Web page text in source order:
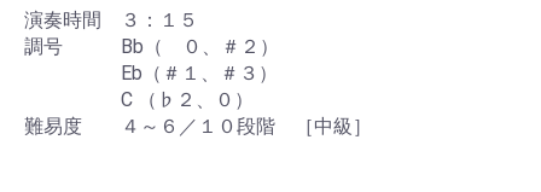
演奏時間 ３：１５
調号 Bb（ ０、＃２）
Eb（＃１、＃３）
C （♭２、０）
難易度 ４～６／１０段階 ［中級］